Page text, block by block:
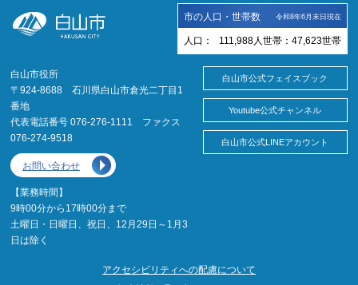
市の人口・世帯数 令和8年6月末日現在
人口： 111,988 人 世帯： 47,623世帯
白山市役所
〒924-8688 石川県白山市倉光二丁目1
番地
代表電話番号 076-276-1111 ファクス
076-274-9518
お問い合わせ
【業務時間】
9時00分から17時00分まで
土曜日・日曜日、祝日、12月29日～1月3
日は除く
白山市公式フェイスブック
Youtube公式チャンネル
白山市公式LINEアカウント
アクセシビリティへの配慮について